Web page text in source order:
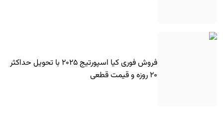
فروش فوری کیا اسپورتیج ۲۰۲۵ با تحویل حداکثر
۲۰ روزه و قیمت قطعی